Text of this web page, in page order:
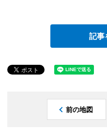
記事
前の地図